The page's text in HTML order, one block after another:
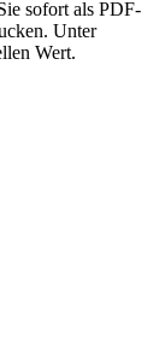
sofort als PDF-
Unter
Wert.